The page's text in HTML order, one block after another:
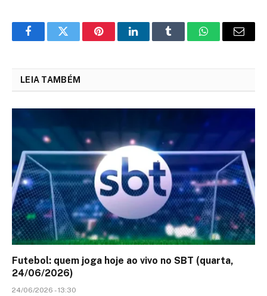
FacebookTwitter PinterestLinkedInTumblr WhatsAppEmail
LEIA TAMBÉM
Futebol: quem joga hoje ao vivo no SBT (quarta,
24/06/2026)
24/06/2026 - 13:30